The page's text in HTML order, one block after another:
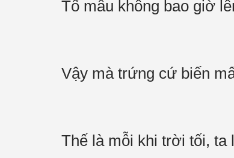
Tổ mẫu không bao giờ
Vậy mà trứng cứ biến
Thế là mỗi khi trời tối, ta